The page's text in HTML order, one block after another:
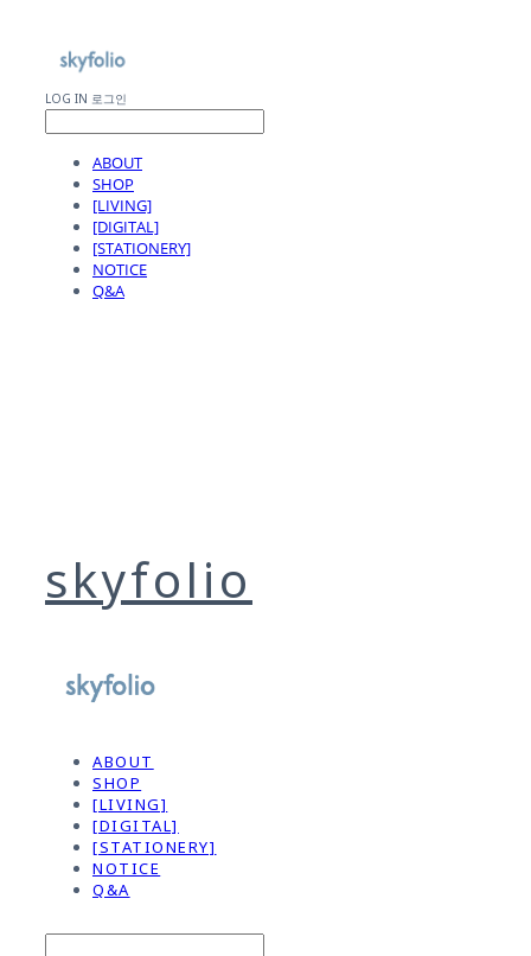
LOG IN 로그인
ABOUT
SHOP
[LIVING]
[DIGITAL]
[STATIONERY]
NOTICE
Q&A
skyfolio
ABOUT
SHOP
[LIVING]
[DIGITAL]
[STATIONERY]
NOTICE
Q&A